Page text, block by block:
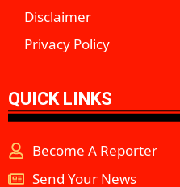
Disclaimer
Privacy Policy
QUICK LINKS
Become A Reporter
Send Your News